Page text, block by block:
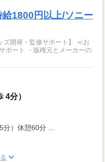
給1800円以上/ソニー
開発・監修サポート】 ≪お
4分）
分）休憩60分 ...